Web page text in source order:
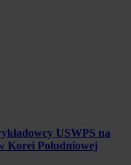
USWPS na
Korei Południowej